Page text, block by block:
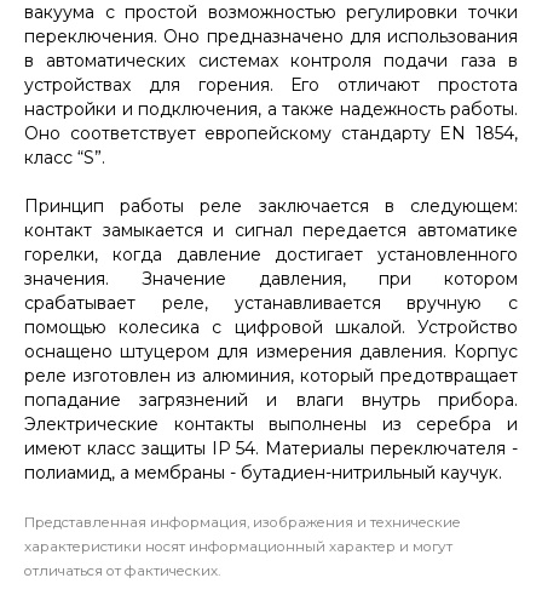
вакуума с простой возможностью регулировки точки
переключения. Оно предназначено для использования
в автоматических системах контроля подачи газа в
устройствах для горения. Его отличают простота
настройки и подключения, а также надежность работы.
Оно соответствует европейскому стандарту EN 1854,
класс “S”.
Принцип работы реле заключается в следующем:
контакт замыкается и сигнал передается автоматике
горелки, когда давление достигает установленного
значения. Значение давления, при котором
срабатывает реле, устанавливается вручную с
помощью колесика с цифровой шкалой. Устройство
оснащено штуцером для измерения давления. Корпус
реле изготовлен из алюминия, который предотвращает
попадание загрязнений и влаги внутрь прибора.
Электрические контакты выполнены из серебра и
имеют класс защиты IP 54. Материалы переключателя -
полиамид, а мембраны - бутадиен-нитрильный каучук.
Представленная информация, изображения и технические
характеристики носят информационный характер и могут
отличаться от фактических.